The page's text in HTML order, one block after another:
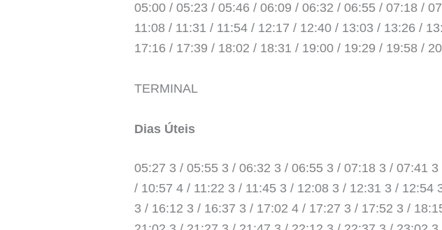
05:00 / 05:23 / 05:46 / 06:09 / 06:32 / 06:55 / 07:18 /
11:08 / 11:31 / 11:54 / 12:17 / 12:40 / 13:03 / 13:26 /
17:16 / 17:39 / 18:02 / 18:31 / 19:00 / 19:29 / 19:58 /
TERMINAL
Dias Úteis
05:27 3 / 05:55 3 / 06:32 3 / 06:55 3 / 07:18 3 / 07:41
/ 10:57 4 / 11:22 3 / 11:45 3 / 12:08 3 / 12:31 3 /
3 / 16:12 3 / 16:37 3 / 17:02 4 / 17:27 3 / 17:52 3 /